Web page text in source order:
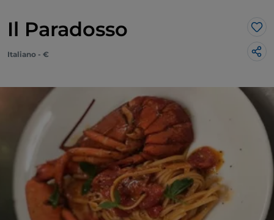
Il Paradosso Me
Italiano - €